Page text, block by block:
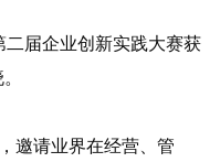
二届企业创新实践大赛获
邀请业界在经营、管